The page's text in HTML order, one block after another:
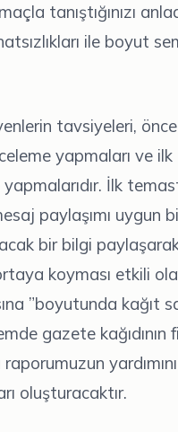
tanıştığınızı
ile boyut
tavsiyeleri,
yapmaları ve ilk
İlk
paylaşımı uygun
bir bilgi
koyması etkili
”boyutunda kağıt
gazete kağıdının
oluşturacaktır.